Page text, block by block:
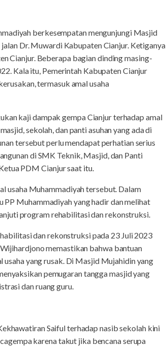
berkesempatan mengunjungi Masjid
Dr. Muwardi Kabupaten Cianjur. Ketiganya
Cianjur. Beberapa bagian dinding masing-
Kala itu, Pemerintah Kabupaten Cianjur
termasuk amal usaha
kaji dampak gempa Cianjur terhadap amal
sekolah, dan panti asuhan yang ada di
tersebut perlu mendapat perhatian serius
di SMK Teknik, Masjid, dan Panti
PDM Cianjur saat itu.
usaha Muhammadiyah tersebut. Dalam
Muhammadiyah yang hadir dan melihat
program rehabilitasi dan rekonstruksi.
dan rekonstruksi pada 23 Juli 2023
memastikan bahwa bantuan
yang rusak. Di Masjid Mujahidin yang
pemugaran tangga masjid yang
dan ruang guru.
Saiful terhadap nasib sekolah kini
karena takut jika bencana serupa